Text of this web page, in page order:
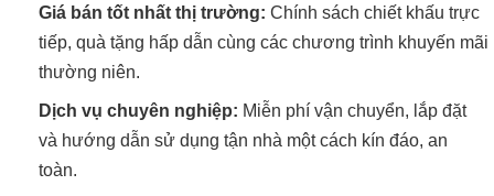
Giá bán tốt nhất thị trường: Chính sách chiết khấu trực
tiếp, quà tặng hấp dẫn cùng các chương trình khuyến mãi
thường niên.
Dịch vụ chuyên nghiệp: Miễn phí vận chuyển, lắp đặt
và hướng dẫn sử dụng tận nhà một cách kín đáo, an
toàn.